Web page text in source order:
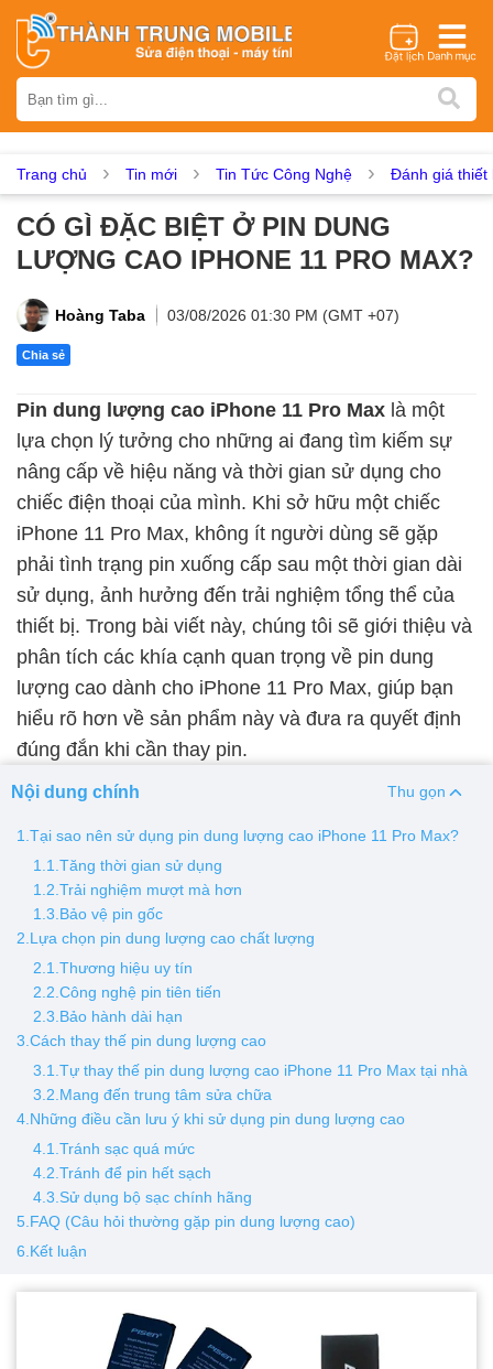
iPhone Samsung Oppo Xiaomi Realme Vivo
Asus Sony Vertu LG Tecno
Dịch vụ sửa chữa
Thay loa Thay kính lưng Thay vỏ Thay chân sạc
Màn hình Xiaomi Màn hình Realme
Màn hình Vsmart Màn hình Google Pixel
Thay pin
Pin iPhone Pin Samsumg Pin Oppo Pin Xiaomi
Pin Realme
Thay vỏ
Vỏ iPhone Vỏ Samsung Vỏ Xiaomi Vỏ Oppo
Vỏ Huawei Vỏ Vivo
Trang chủ Tin mới Tin Tức Công Nghệ Đánh giá thiết
CÓ GÌ ĐẶC BIỆT Ở PIN DUNG
LƯỢNG CAO IPHONE 11 PRO MAX?
Hoàng Taba 03/08/2026 01:30 PM (GMT +07)
Chia sẻ
Pin dung lượng cao iPhone 11 Pro Max là một
lựa chọn lý tưởng cho những ai đang tìm kiếm sự
nâng cấp về hiệu năng và thời gian sử dụng cho
chiếc điện thoại của mình. Khi sở hữu một chiếc
iPhone 11 Pro Max, không ít người dùng sẽ gặp
phải tình trạng pin xuống cấp sau một thời gian dài
sử dụng, ảnh hưởng đến trải nghiệm tổng thể của
thiết bị. Trong bài viết này, chúng tôi sẽ giới thiệu và
phân tích các khía cạnh quan trọng về pin dung
lượng cao dành cho iPhone 11 Pro Max, giúp bạn
hiểu rõ hơn về sản phẩm này và đưa ra quyết định
đúng đắn khi cần thay pin.
Nội dung chính Thu gọn
1.Tại sao nên sử dụng pin dung lượng cao iPhone 11 Pro Max?
1.1.Tăng thời gian sử dụng
1.2.Trải nghiệm mượt mà hơn
1.3.Bảo vệ pin gốc
2.Lựa chọn pin dung lượng cao chất lượng
2.1.Thương hiệu uy tín
2.2.Công nghệ pin tiên tiến
2.3.Bảo hành dài hạn
3.Cách thay thế pin dung lượng cao
3.1.Tự thay thế pin dung lượng cao iPhone 11 Pro Max tại nhà
3.2.Mang đến trung tâm sửa chữa
4.Những điều cần lưu ý khi sử dụng pin dung lượng cao
4.1.Tránh sạc quá mức
4.2.Tránh để pin hết sạch
4.3.Sử dụng bộ sạc chính hãng
5.FAQ (Câu hỏi thường gặp pin dung lượng cao)
6.Kết luận